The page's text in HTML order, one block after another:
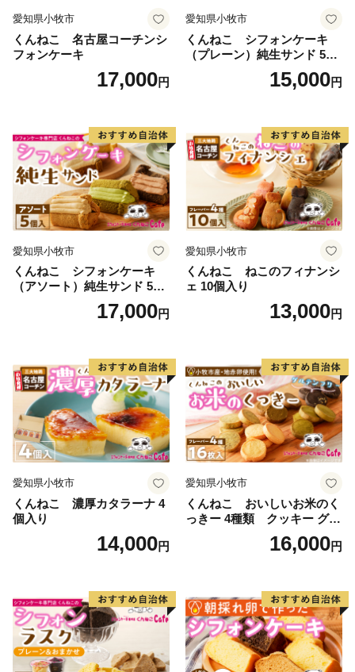
昔、白鷹町では集落ごとに一軒以上「蕎麦屋」という屋
号を持つ家があったほど、蕎麦となじみが深い地域。
外から生粋の蕎麦好きが訪れます。
愛知県小牧市
くんねこ 名古屋コーチンシ
フォンケーキ
17,000円
愛知県小牧市
くんねこ シフォンケーキ
（プレーン）純生サンド 5個
15,000円
愛知県小牧市
くんねこ シフォンケーキ
（アソート）純生サンド 5個
17,000円
愛知県小牧市
くんねこ ねこのフィナンシ
ェ 10個入り
13,000円
愛知県小牧市
くんねこ 濃厚カタラーナ 4
個入り
14,000円
愛知県小牧市
くんねこ おいしいお米のく
っきー 4種類 クッキー グル
16,000円